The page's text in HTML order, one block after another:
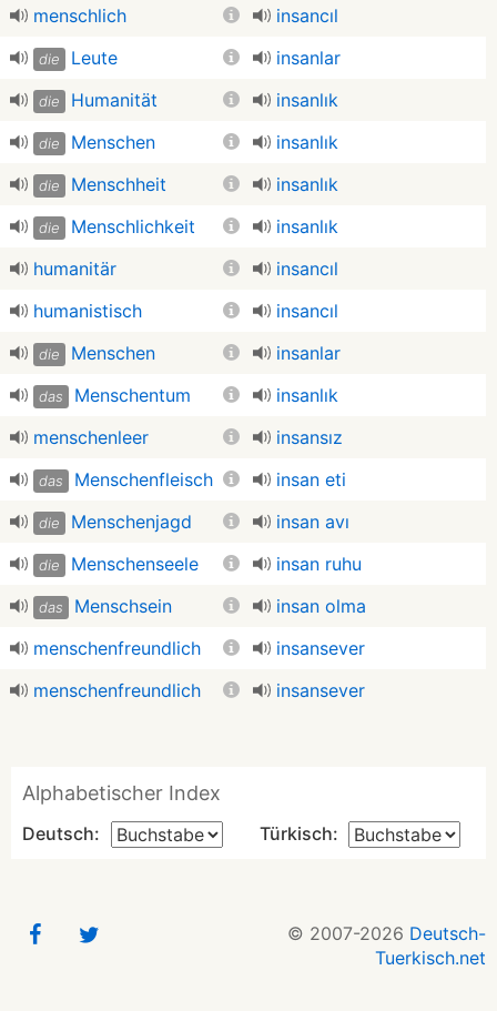
menschlich
insancıl
die Leute insanlar
die Humanität insanlık
die Menschen insanlık
die Menschheit insanlık
die Menschlichkeit
insanlık
humanitär
insancıl
humanistisch
insancıl
die Menschen insanlar
das Menschentum
insanlık
menschenleer
insansız
das Menschenfleisch insan eti
die Menschenjagd insan avı
die Menschenseele insan ruhu
das Menschsein
insan olma
menschenfreundlich
insansever
menschenfreundlich
insansever
Alphabetischer Index
Deutsch: Türkisch:
© 2007-2026 Deutsch-
Tuerkisch.net